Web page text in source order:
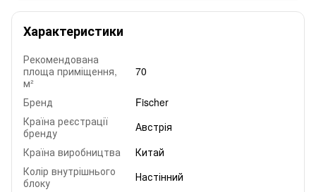
Характеристики
Рекомендована
площа приміщення,
м²
70
Бренд
Fischer
Країна реєстрації
бренду
Австрія
Країна виробництва
Китай
Колір внутрішнього
блоку
Настінний